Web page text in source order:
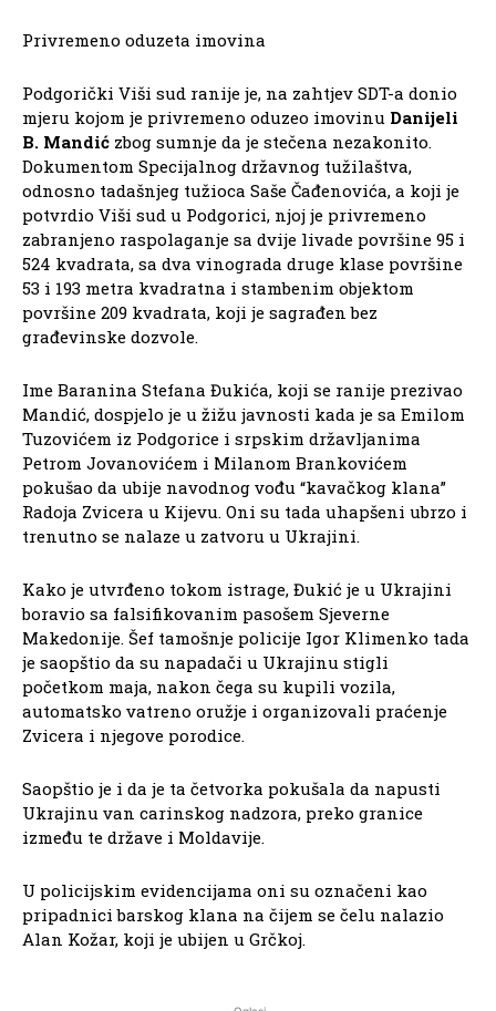
Privremeno oduzeta imovina
Podgorički Viši sud ranije je, na zahtjev SDT-a donio
mjeru kojom je privremeno oduzeo imovinu Danijeli
B. Mandić zbog sumnje da je stečena nezakonito.
Dokumentom Specijalnog državnog tužilaštva,
odnosno tadašnjeg tužioca Saše Čađenovića, a koji je
potvrdio Viši sud u Podgorici, njoj je privremeno
zabranjeno raspolaganje sa dvije livade površine 95 i
524 kvadrata, sa dva vinograda druge klase površine
53 i 193 metra kvadratna i stambenim objektom
površine 209 kvadrata, koji je sagrađen bez
građevinske dozvole.
Ime Baranina Stefana Đukića, koji se ranije prezivao
Mandić, dospjelo je u žižu javnosti kada je sa Emilom
Tuzovićem iz Podgorice i srpskim državljanima
Petrom Jovanovićem i Milanom Brankovićem
pokušao da ubije navodnog vođu “kavačkog klana”
Radoja Zvicera u Kijevu. Oni su tada uhapšeni ubrzo i
trenutno se nalaze u zatvoru u Ukrajini.
Kako je utvrđeno tokom istrage, Đukić je u Ukrajini
boravio sa falsifikovanim pasošem Sjeverne
Makedonije. Šef tamošnje policije Igor Klimenko tada
je saopštio da su napadači u Ukrajinu stigli
početkom maja, nakon čega su kupili vozila,
automatsko vatreno oružje i organizovali praćenje
Zvicera i njegove porodice.
Saopštio je i da je ta četvorka pokušala da napusti
Ukrajinu van carinskog nadzora, preko granice
između te države i Moldavije.
U policijskim evidencijama oni su označeni kao
pripadnici barskog klana na čijem se čelu nalazio
Alan Kožar, koji je ubijen u Grčkoj.